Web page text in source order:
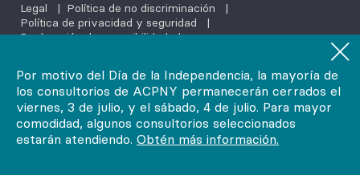
Por motivo del Día de la Independencia, la mayoría de
los consultorios de ACPNY permanecerán cerrados el
viernes, 3 de julio, y el sábado, 4 de julio. Para mayor
comodidad, algunos consultorios seleccionados
estarán atendiendo. Obtén más información.
Legal | Política de no discriminación
|
Política de privacidad y seguridad
|
Declaración de accesibilidad|
©2026
AdvantageCare Physicians. Todos los derechos reservados.